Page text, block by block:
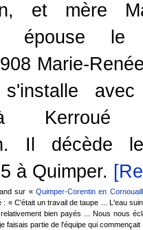
et mère
épouse le
Marie-
Kerroué
Il décède
à Quimper.
sur « Quimper-Corentin en
un travail de taupe ... L'eau suintait dans
bien payés ... Nous nous
faisais partie de l'équipe qui commençait